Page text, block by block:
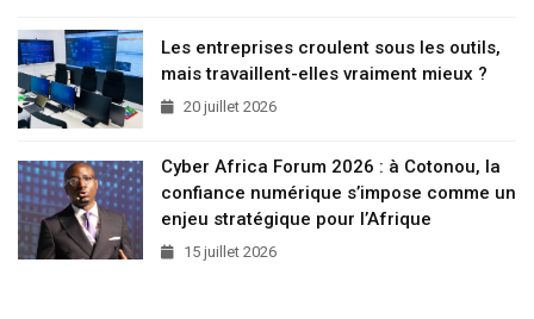
Les entreprises croulent sous les outils,
mais travaillent-elles vraiment mieux ?
20 juillet 2026
Cyber Africa Forum 2026 : à Cotonou, la
confiance numérique s’impose comme un
enjeu stratégique pour l’Afrique
15 juillet 2026